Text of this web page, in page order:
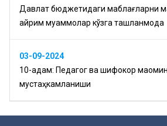
Давлат бюджетидаги маблағларни
айрим муаммолар кўзга ташланмоқда
03-09-2024
10-қадам: Педагог ва шифокор
мустаҳкамланиши